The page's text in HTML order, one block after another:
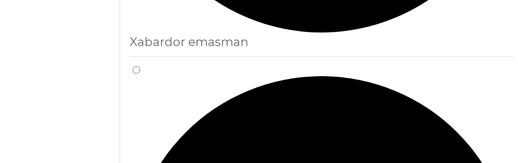
Xabardor emasman